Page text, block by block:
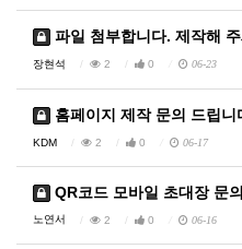
파일 첨부합니다. 제작해
장현석 2 0 06-23
홈페이지 제작 문의 드립니
KDM 2 0 06-17
QR코드 모바일 초대장 문
노연서 2 0 06-16